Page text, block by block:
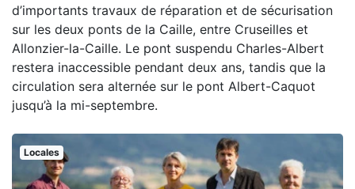
d’importants travaux de réparation et de sécurisation
sur les deux ponts de la Caille, entre Cruseilles et
Allonzier-la-Caille. Le pont suspendu Charles-Albert
restera inaccessible pendant deux ans, tandis que la
circulation sera alternée sur le pont Albert-Caquot
jusqu’à la mi-septembre.
Locales